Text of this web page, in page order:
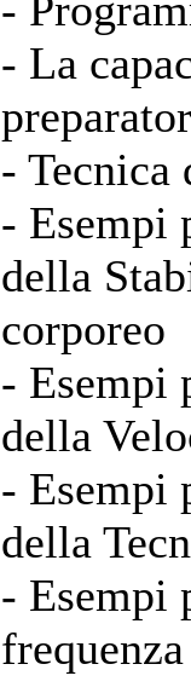
- La
- Tecnica
- Esempi
della
corporeo
- Esempi
della
- Esempi
della
- Esempi